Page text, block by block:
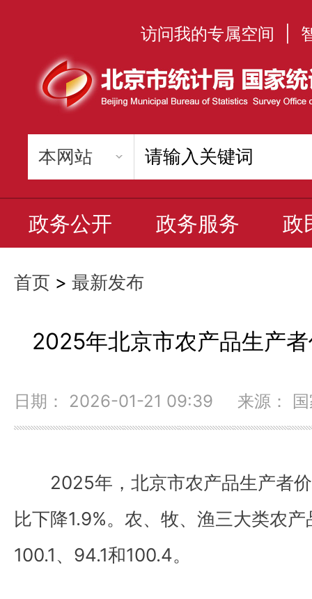
访问我的专属空间
政务公开 政务服务 政
首页 > 最新发布
2025年北京市农产品生产
日期： 2026-01-21 09:39 来源： 国
2025年，北京市农产品生产者
比下降1.9%。农、牧、渔三大类农
100.1、94.1和100.4。